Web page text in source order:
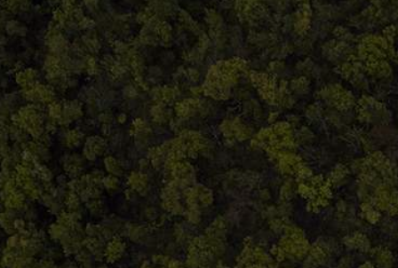
Contact@atelieruldeistorie.ro
0748.884.543
Termeni și condiții
ANPC
Home Despre noi Produse
Contact
Termeni și condiții
S.C. Atelierul de istorie SRL